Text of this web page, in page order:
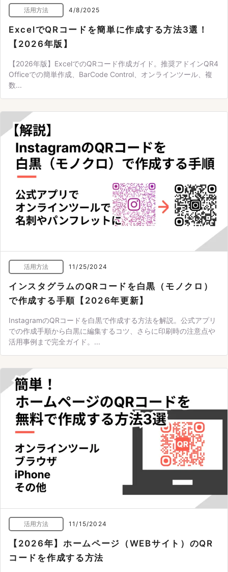
活用方法 4/8/2025
ExcelでQRコードを簡単に作成する方法3選！
【2026年版】
【2026年版】ExcelでのQRコード作成ガイド。推奨アドインQR4
Officeでの簡単作成、BarCode Control、オンラインツール、複
数...
活用方法 11/25/2024
インスタグラムのQRコードを白黒（モノクロ）
で作成する手順【2026年更新】
InstagramのQRコードを白黒で作成する方法を解説。公式アプリ
での作成手順から白黒に編集するコツ、さらに印刷時の注意点や
活用事例まで完全ガイド。...
活用方法 11/15/2024
【2026年】ホームページ（WEBサイト）のQR
コードを作成する方法